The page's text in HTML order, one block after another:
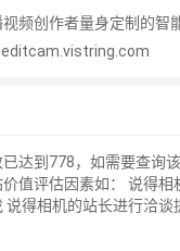
频创作者量身定制的智
达到778，如需要查询
值评估因素如： 说得
得相机的站长进行洽谈